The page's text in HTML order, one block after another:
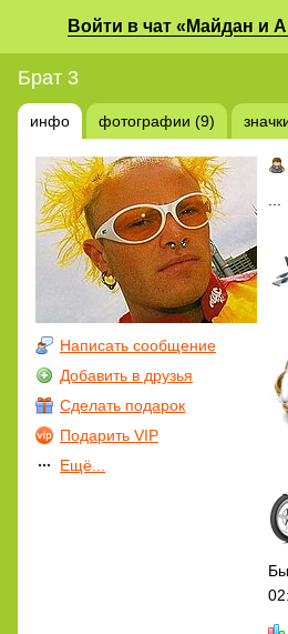
Войти в чат «Майдан и
Брат 3
инфо фотографии (9)
Написать сообщение
Добавить в друзья
Сделать подарок
Подарить VIP
Ещё...